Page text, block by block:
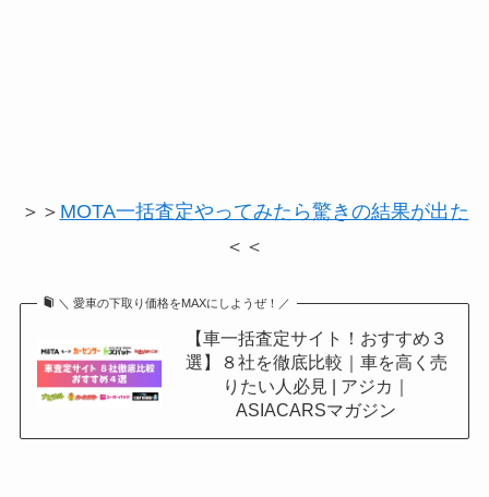
＞＞ MOTA一括査定やってみたら驚きの結果が出た
＜＜
＼ 愛車の下取り価格をMAXにしようぜ！／
【車一括査定サイト！おすすめ３
選】８社を徹底比較｜車を高く売
りたい人必見 | アジカ｜
ASIACARSマガジン